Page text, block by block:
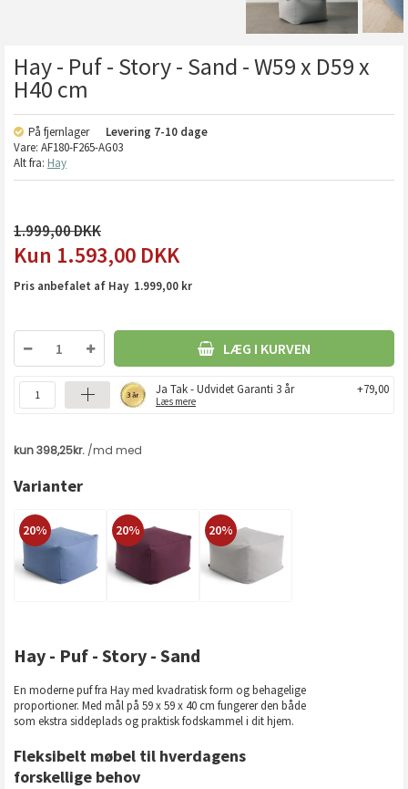
Hay - Puf - Story - Sand - W59 x D59 x
H40 cm
På fjernlager Levering 7-10 dage
Vare: AF180-F265-AG03
Alt fra: Hay
1.999,00
1.593,00 DKK
Pris anbefalet af Hay 1.999,00 kr
LÆG I KURVEN
Ja Tak - Udvidet Garanti 3 år
Læs mere
+79,00
Varianter
20% 20% 20%
Hay - Puf - Story - Sand
En moderne puf fra Hay med kvadratisk form og behagelige
proportioner. Med mål på 59 x 59 x 40 cm fungerer den både
som ekstra siddeplads og praktisk fodskammel i dit hjem.
Fleksibelt møbel til hverdagens
forskellige behov